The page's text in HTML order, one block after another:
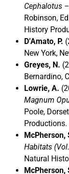
Cephalotus
Robinson,
History
D’Amato, P.
New York,
Greyes, N.
Bernardino,
Lowrie, A.
Magnum
Poole,
Productions.
McPherson,
Habitats
Natural
McPherson,